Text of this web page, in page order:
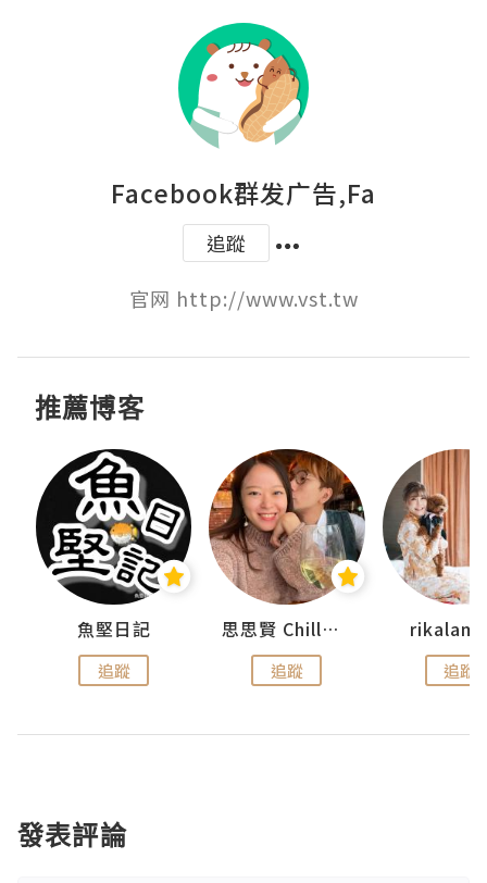
Facebook群发广告,Fa
追蹤
官网 http://www.vst.tw
推薦博客
魚堅日記
追蹤
思思賢 ChillMyBabe
追蹤 追蹤
發表評論